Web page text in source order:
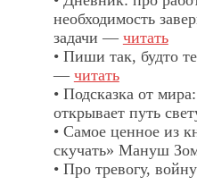
необходимость
задачи — читать
• Пиши так, будто
— читать
• Подсказка от
открывает путь
• Самое ценное из
скучать» Мануш
• Про тревогу,